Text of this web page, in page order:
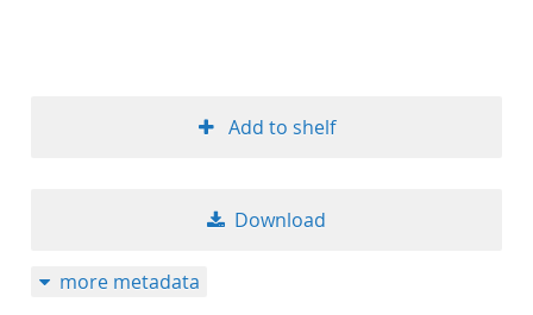
Add to shelf
Download
more metadata